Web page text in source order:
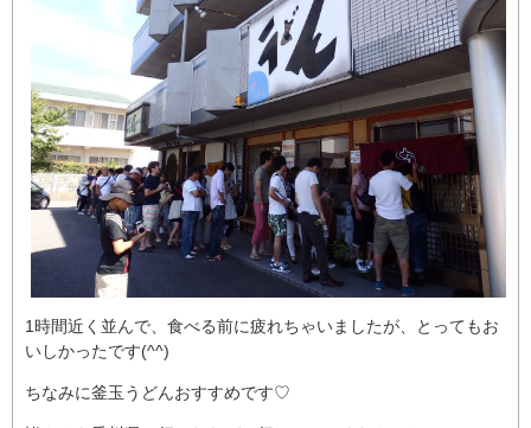
1時間近く並んで、食べる前に疲れちゃいましたが、とってもお
いしかったです(^^)
ちなみに釜玉うどんおすすめです♡